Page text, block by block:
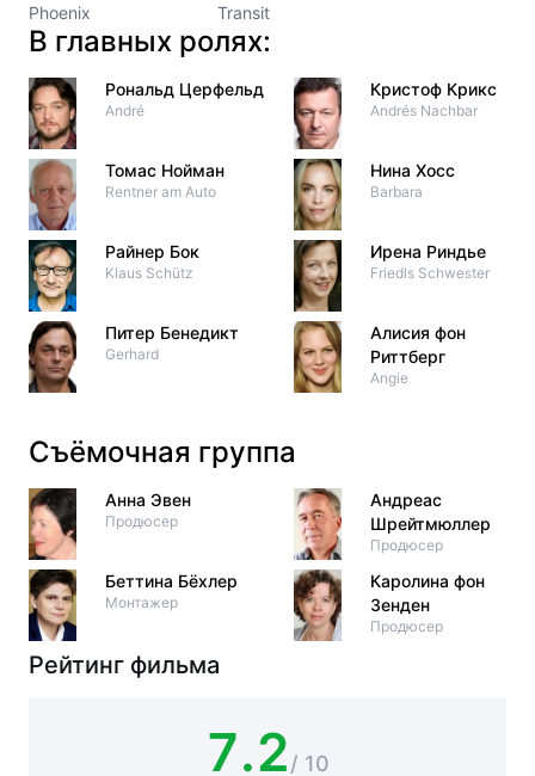
Phoenix
Transit
В главных ролях:
Рональд Церфельд
André
Томас Нойман
Rentner am Auto
Райнер Бок
Klaus Schütz
Питер Бенедикт
Gerhard
Кристоф Крикс
Andrés Nachbar
Нина Хосс
Barbara
Ирена Риндье
Friedls Schwester
Алисия фон
Риттберг
Angie
Съёмочная группа
Анна Эвен
Продюсер
Беттина Бёхлер
Монтажер
Андреас
Шрейтмюллер
Продюсер
Каролина фон
Зенден
Продюсер
Рейтинг фильма
7.2/ 10